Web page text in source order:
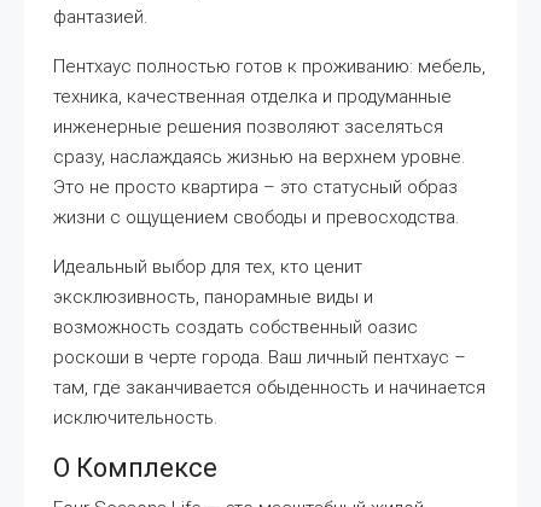
фантазией.
Пентхаус полностью готов к проживанию: мебель,
техника, качественная отделка и продуманные
инженерные решения позволяют заселяться
сразу, наслаждаясь жизнью на верхнем уровне.
Это не просто квартира – это статусный образ
жизни с ощущением свободы и превосходства.
Идеальный выбор для тех, кто ценит
эксклюзивность, панорамные виды и
возможность создать собственный оазис
роскоши в черте города. Ваш личный пентхаус –
там, где заканчивается обыденность и начинается
исключительность.
О Комплексе